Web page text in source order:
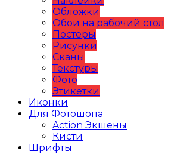
Обложки
Обои на рабочий стол
Постеры
Рисунки
Сканы
Текстуры
Фото
Этикетки
Иконки
Для Фотошопа
Action Экшены
Кисти
Шрифты